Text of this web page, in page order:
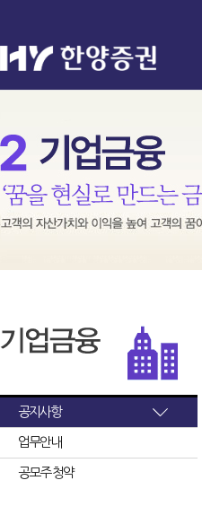
공지사항
업무안내
공모주 청약